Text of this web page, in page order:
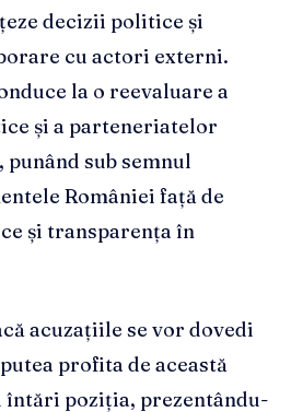
decizii politice și
cu actori externi.
la o reevaluare a
și a parteneriatelor
sub semnul
României față de
și transparența în
acuzațiile se vor dovedi
profita de această
întări poziția, prezentându-